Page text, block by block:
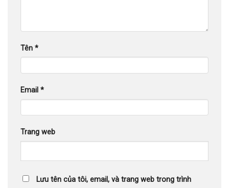
Tên *
Email *
Trang web
Lưu tên của tôi, email, và trang web trong trình